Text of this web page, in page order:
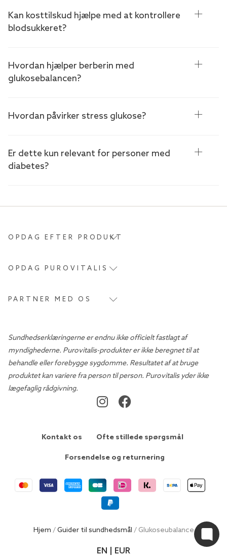
Kan kosttilskud hjælpe med at kontrollere
blodsukkeret?
Hvordan hjælper berberin med
glukosebalancen?
Hvordan påvirker stress glukose?
Er dette kun relevant for personer med
diabetes?
OPDAG EFTER PRODUKT
OPDAG PUROVITALIS
PARTNER MED OS
Sundhedserklæringerne er endnu ikke officielt fastlagt af
myndighederne. Purovitalis-produkter er ikke beregnet til at
behandle eller forebygge sygdomme. Resultatet af at bruge
produktet kan variere fra person til person. Purovitalis yder ikke
lægefaglig rådgivning.
Kontakt os Ofte stillede spørgsmål
Forsendelse og returnering
Hjem /Guider til sundhedsmål / Glukoseubalance
EN | EUR